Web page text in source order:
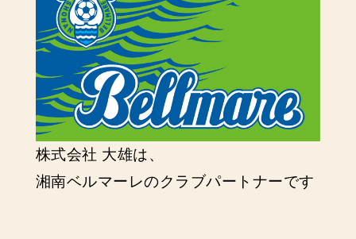
株式会社 大雄は、
湘南ベルマーレのクラブパートナーです